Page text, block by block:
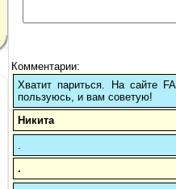
Комментарии:
Хватит париться. На сайте
пользуюсь, и вам советую!
Никита
.